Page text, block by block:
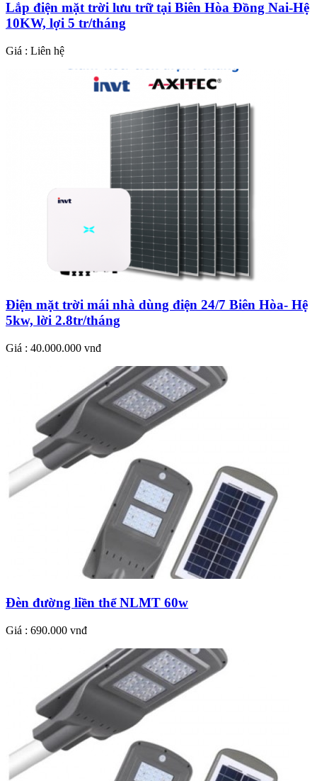
Lắp điện mặt trời lưu trữ tại Biên Hòa Đồng Nai-Hệ
10KW, lợi 5 tr/tháng
Giá : Liên hệ
Điện mặt trời mái nhà dùng điện 24/7 Biên Hòa- Hệ
5kw, lời 2.8tr/tháng
Giá : 40.000.000 vnđ
Đèn đường liền thể NLMT 60w
Giá : 690.000 vnđ